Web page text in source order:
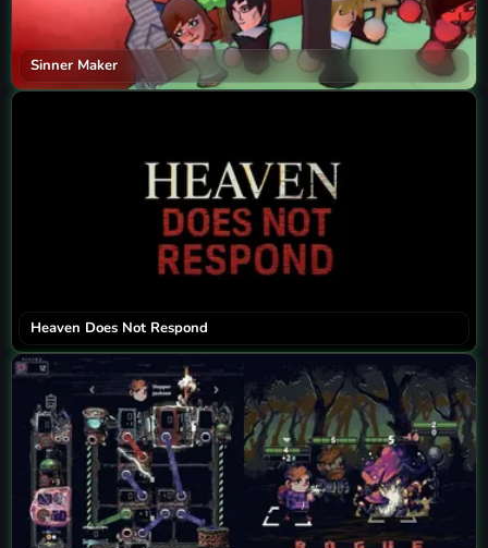
Sinner Maker
Heaven Does Not Respond